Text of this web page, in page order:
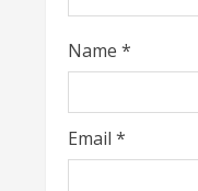
i
n
g
Name *
Email *